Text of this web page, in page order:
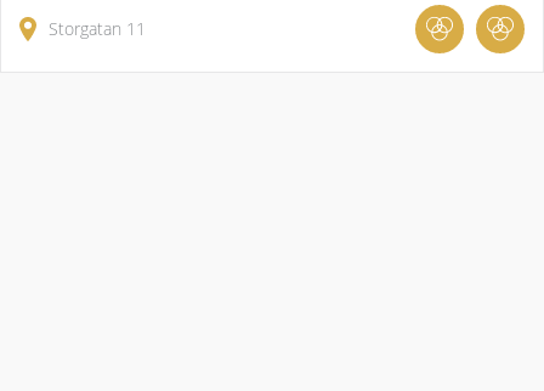
Storgatan 11